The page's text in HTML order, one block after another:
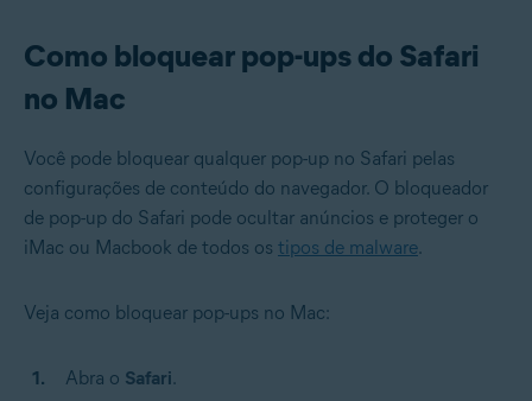
Como bloquear pop-ups do Safari
no Mac
Você pode bloquear qualquer pop-up no Safari pelas
configurações de conteúdo do navegador. O bloqueador
de pop-up do Safari pode ocultar anúncios e proteger o
iMac ou Macbook de todos os tipos de malware.
Veja como bloquear pop-ups no Mac:
Abra o Safari.